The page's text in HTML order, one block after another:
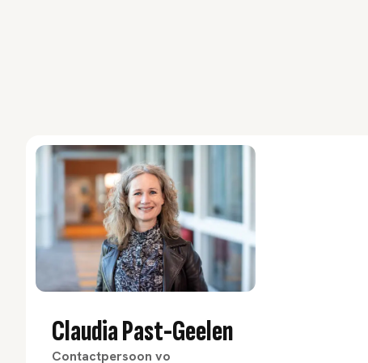
Claudia Past-Geelen
Contactpersoon vo